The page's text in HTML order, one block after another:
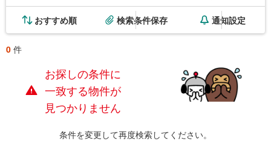
おすすめ順 検索条件保存 通知設定
0 件
お探しの条件に
一致する物件が
見つかりません
条件を変更して再度検索してください。